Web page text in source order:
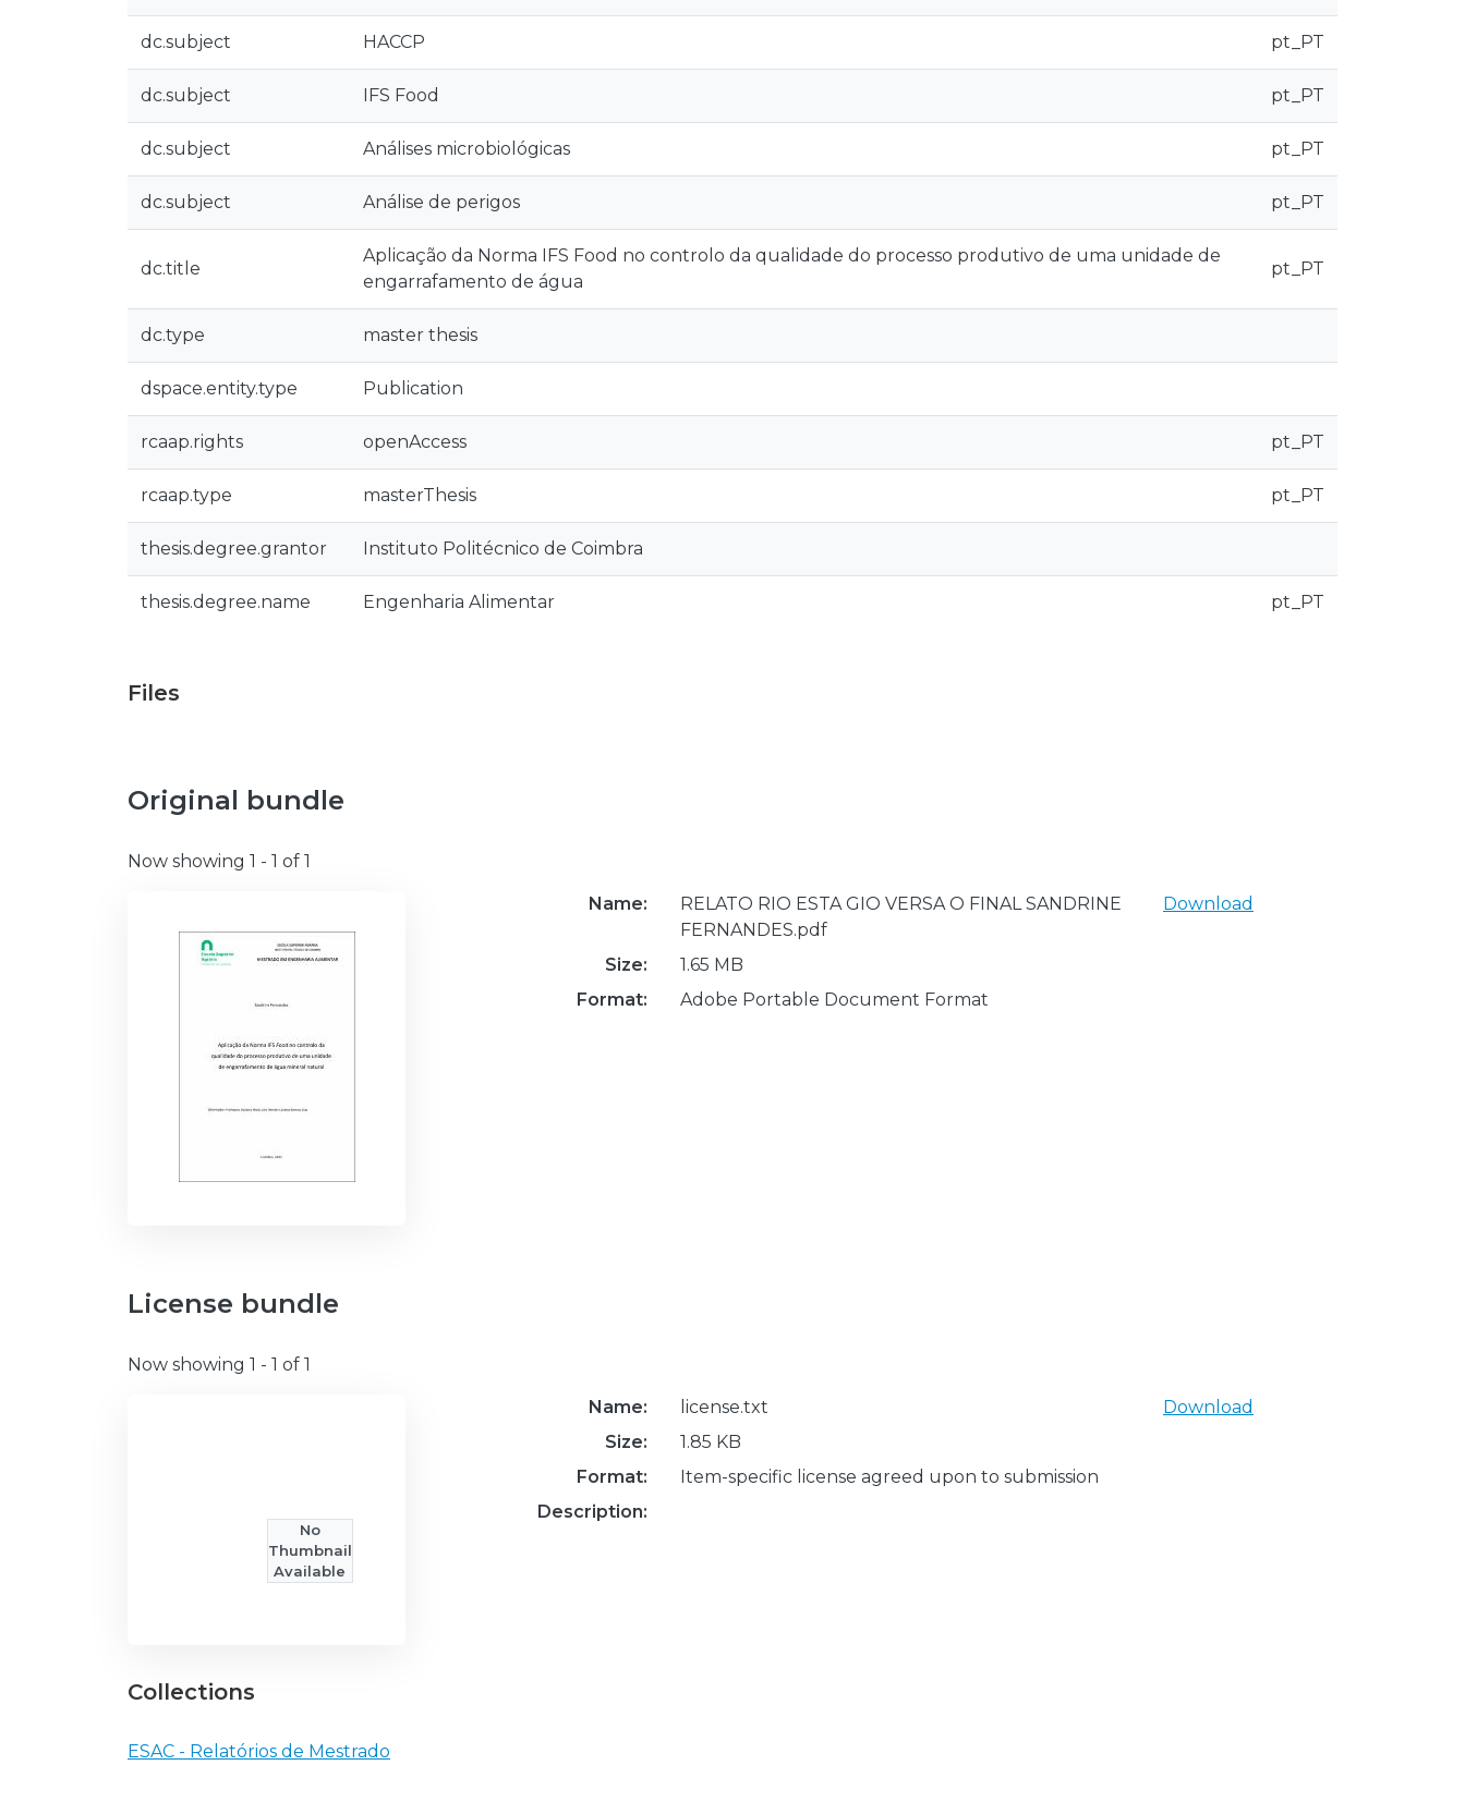
dc.subject HACCP pt_PT
dc.subject IFS Food pt_PT
dc.subject Análises microbiológicas pt_PT
dc.subject Análise de perigos pt_PT
dc.title
Aplicação da Norma IFS Food no controlo da qualidade do processo produtivo de uma unidade de
engarrafamento de água
pt_PT
dc.type master thesis
dspace.entity.type Publication
rcaap.rights openAccess pt_PT
rcaap.type masterThesis pt_PT
thesis.degree.grantor Instituto Politécnico de Coimbra
thesis.degree.name Engenharia Alimentar pt_PT
Files
Original bundle
Now showing 1 - 1 of 1
Name:
RELATO RIO ESTA GIO VERSA O FINAL SANDRINE
FERNANDES.pdf
Size:
1.65 MB
Format:
Adobe Portable Document Format
Download
License bundle
Now showing 1 - 1 of 1
No
Thumbnail
Available
Name:
license.txt
Size:
1.85 KB
Format:
Item-specific license agreed upon to submission
Description:
Download
Collections
ESAC - Relatórios de Mestrado